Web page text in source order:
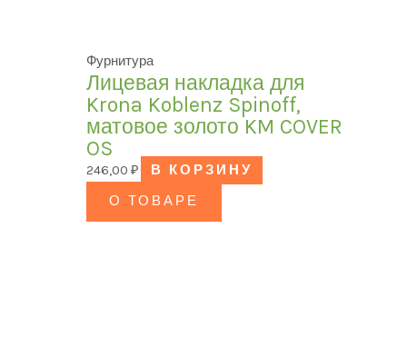
Фурнитура
Лицевая накладка для
Krona Koblenz Spinoff,
матовое золото KM COVER
OS
246,00₽
В КОРЗИНУ
О ТОВАРЕ